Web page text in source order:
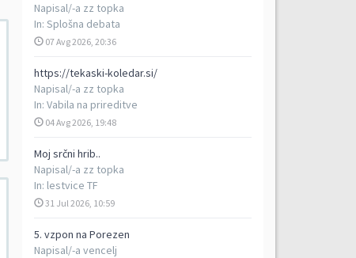
Napisal/-a zz topka
In: Splošna debata
07 Avg 2026, 20:36
https://tekaski-koledar.si/
Napisal/-a zz topka
In: Vabila na prireditve
04 Avg 2026, 19:48
Moj srčni hrib..
Napisal/-a zz topka
In: lestvice TF
31 Jul 2026, 10:59
5. vzpon na Porezen
Napisal/-a vencelj